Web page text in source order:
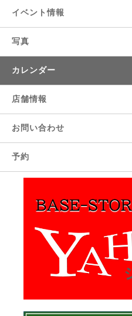
イベント情報
写真
カレンダー
店舗情報
お問い合わせ
予約